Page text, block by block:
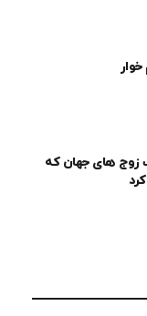
زوج های جهان که